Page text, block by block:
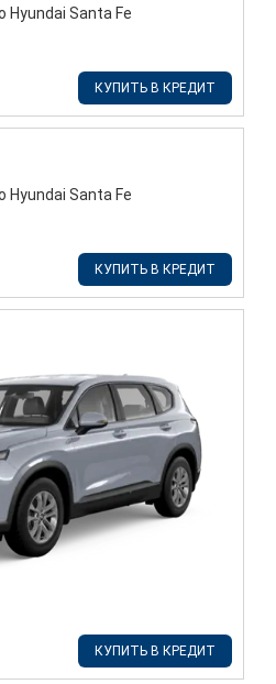
КУПИТЬ В КРЕДИТ
КУПИТЬ В КРЕДИТ
КУПИТЬ В КРЕДИТ